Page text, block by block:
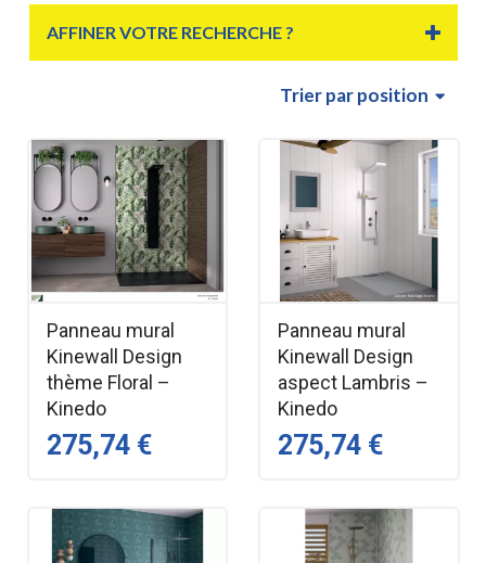
AFFINER VOTRE RECHERCHE ?
Trierpar position
Panneau mural
Kinewall Design
thème Floral –
Kinedo
275,74 €
Panneau mural
Kinewall Design
aspect Lambris –
Kinedo
275,74 €